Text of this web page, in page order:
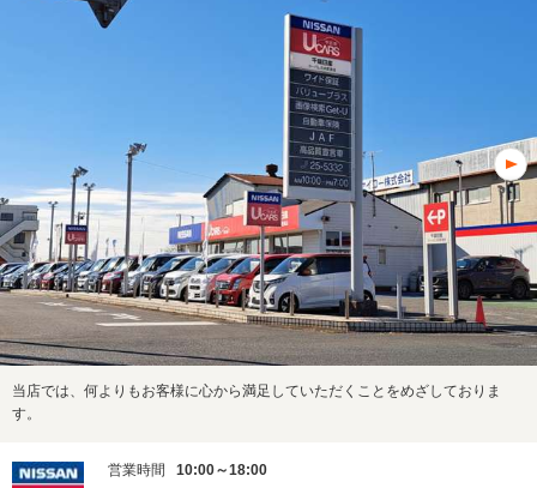
当店では、何よりもお客様に心から満足していただくことをめざしておりま
す。
営業時間
10:00～18:00